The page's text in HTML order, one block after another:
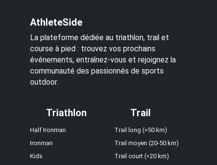
AthleteSide
La plateforme dédiée au triathlon, trail et
course à pied : trouvez vos prochains
événements, entraînez-vous et rejoignez la
communauté des passionnés de sports
outdoor.
Triathlon
Half Ironman
Ironman
Kids
Trail
Trail long (>50 km)
Trail moyen (20-50 km)
Trail court (<20 km)